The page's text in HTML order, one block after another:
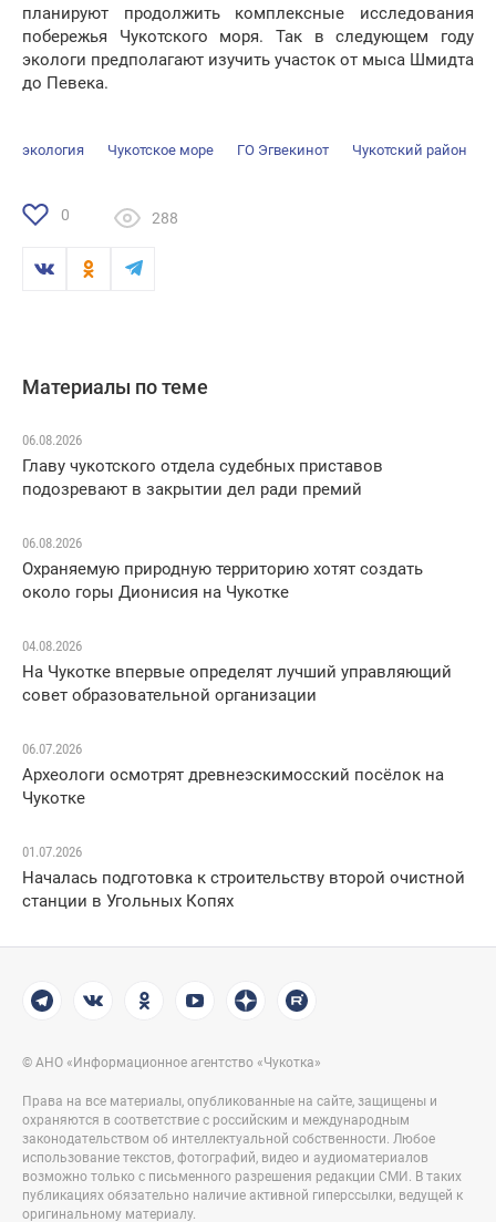
планируют продолжить комплексные исследования
побережья Чукотского моря. Так в следующем году
экологи предполагают изучить участок от мыса Шмидта
до Певека.
экология Чукотское море ГО Эгвекинот Чукотский район
0 288
Материалы по теме
06.08.2026
Главу чукотского отдела судебных приставов
подозревают в закрытии дел ради премий
06.08.2026
Охраняемую природную территорию хотят создать
около горы Дионисия на Чукотке
04.08.2026
На Чукотке впервые определят лучший управляющий
совет образовательной организации
06.07.2026
Археологи осмотрят древнеэскимосский посёлок на
Чукотке
01.07.2026
Началась подготовка к строительству второй очистной
станции в Угольных Копях
© АНО «Информационное агентство «Чукотка»
Права на все материалы, опубликованные на сайте, защищены и
охраняются в соответствие с российским и международным
законодательством об интеллектуальной собственности. Любое
использование текстов, фотографий, видео и аудиоматериалов
возможно только с письменного разрешения редакции СМИ. В таких
публикациях обязательно наличие активной гиперссылки, ведущей к
оригинальному материалу.